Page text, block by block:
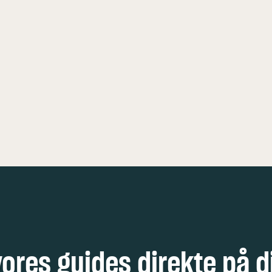
guides direkte på